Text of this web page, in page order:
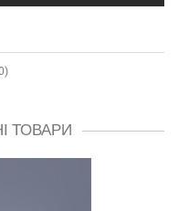
ТОВАРИ